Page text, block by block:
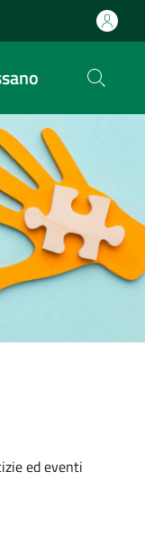
ed eventi